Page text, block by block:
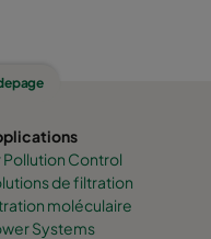
page
Pollution Control
de filtration
moléculaire
Systems